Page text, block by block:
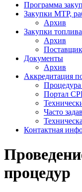
Программа
Закупки МТР,
Архив
Закупки топлива
Архив
Документы
Архив
Аккредитация
Портал
Часто
Контактная
процедур